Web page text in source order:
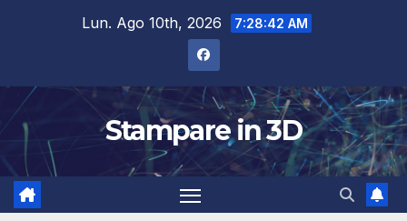
Lun. Ago 10th, 2026 7:28:42 AM
Stampare in 3D